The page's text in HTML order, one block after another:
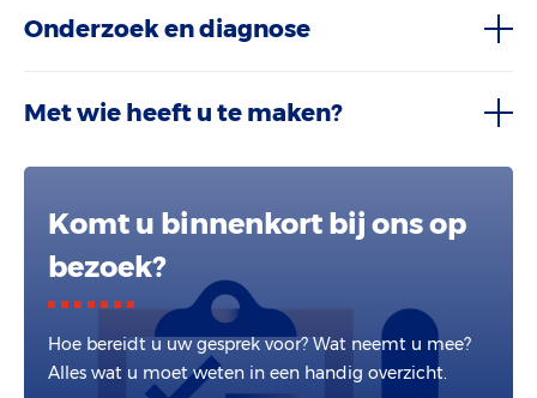
Onderzoek en diagnose
Met wie heeft u te maken?
Komt u binnenkort bij ons op
bezoek?
Hoe bereidt u uw gesprek voor? Wat neemt u mee?
Alles wat u moet weten in een handig overzicht.